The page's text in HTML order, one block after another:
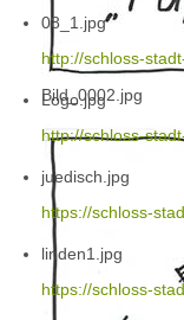
Bild_0002.jpg
08_1.jpg
http://schloss-
Logo.jpg
http://schloss-
juedisch.jpg
https://schloss-
linden1.jpg
https://schloss-